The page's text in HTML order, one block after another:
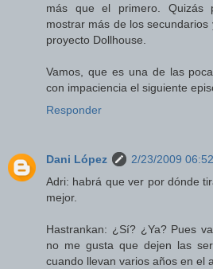
más que el primero. Quizás
mostrar más de los
proyecto Dollhouse.
Vamos, que es una de las
con impaciencia el siguiente
Responder
Dani López
2/23/2009
Adri: habrá que ver por dónde
mejor.
Hastrankan: ¿Sí? ¿Ya? Pues
no me gusta que dejen las
cuando llevan varios años en el